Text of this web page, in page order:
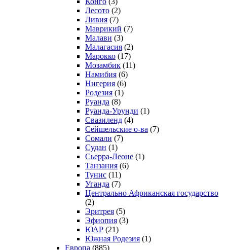
Лесото (2)
Ливия (7)
Маврикий (7)
Малави (3)
Малагасия (2)
Марокко (17)
Мозамбик (11)
Намибия (6)
Нигерия (6)
Родезия (1)
Руанда (8)
Руанда-Урунди (1)
Свазиленд (4)
Сейшельские о-ва (7)
Сомали (7)
Судан (1)
Сьерра-Леоне (1)
Танзания (6)
Тунис (11)
Уганда (7)
Центрально Африканская государство
(2)
Эритрея (5)
Эфиопия (3)
ЮАР (21)
Южная Родезия (1)
Европа (885)